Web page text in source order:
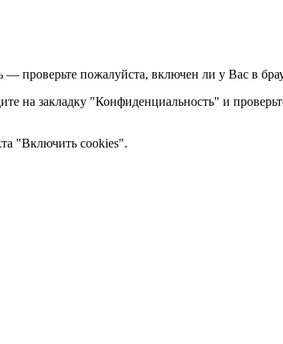
проверьте пожалуйста, включен ли у Вас в
на закладку "Конфиденциальность" и
"Включить cookies".